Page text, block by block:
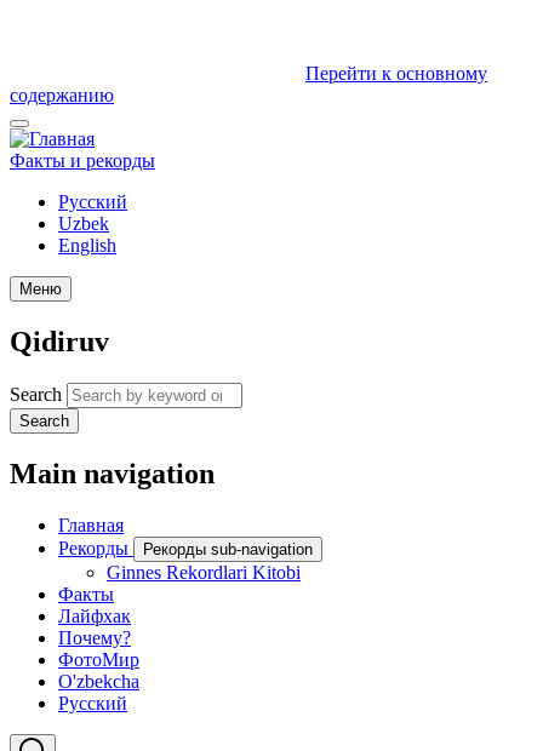
Перейти к основному
содержанию
Факты и рекорды
Русский
Uzbek
English
Меню
Qidiruv
Search
Search
Main navigation
Главная
Рекорды
Рекорды sub-navigation
Ginnes Rekordlari Kitobi
Факты
Лайфхак
Почему?
ФотоМир
O'zbekcha
Русский